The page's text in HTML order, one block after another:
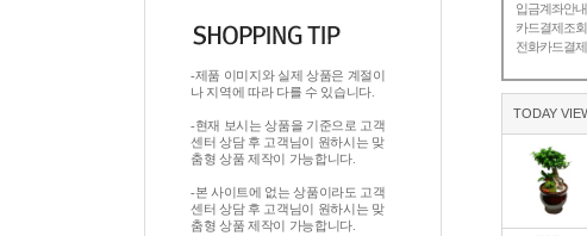
입금계좌안내
카드결제조회
전화카드결제
TODAY
-제품 이미지와 실제 상품은 계절이
나 지역에 따라 다를 수 있습니다.
-현재 보시는 상품을 기준으로 고객
센터 상담 후 고객님이 원하시는 맞
춤형 상품 제작이 가능합니다.
-본 사이트에 없는 상품이라도 고객
센터 상담 후 고객님이 원하시는 맞
춤형 상품 제작이 가능합니다.